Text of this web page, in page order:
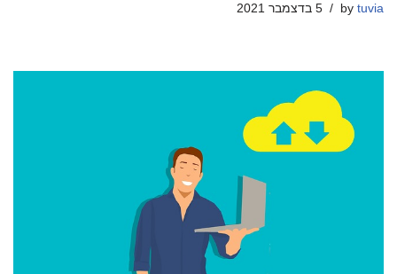
by tuvia 5 בדצמבר 2021